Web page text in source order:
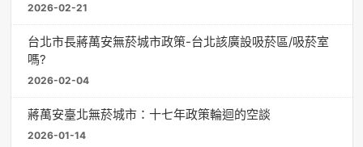
2026-02-21
台北市長蔣萬安無菸城市政策-台北該廣設吸菸區/吸菸室
嗎?
2026-02-04
蔣萬安臺北無菸城市：十七年政策輪迴的空談
2026-01-14